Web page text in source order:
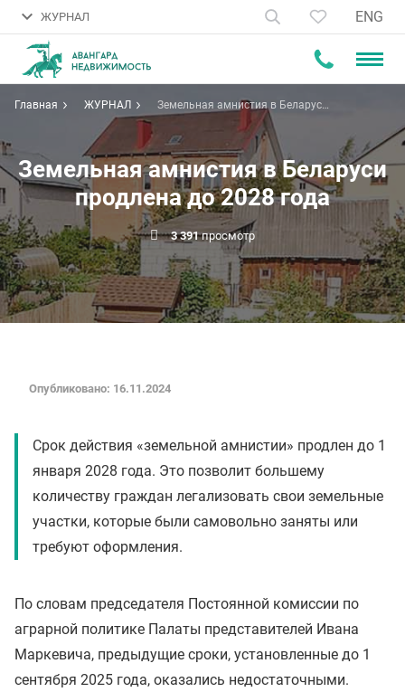
ЖУРНАЛ ENG
Главная ЖУРНАЛ
Земельная амнистия в Беларуси
продлена до 2028 года
Земельная амнистия в Беларуси
продлена до 2028 года
3 391просмотр
Опубликовано: 16.11.2024
Срок действия «земельной амнистии» продлен до 1
января 2028 года. Это позволит большему
количеству граждан легализовать свои земельные
участки, которые были самовольно заняты или
требуют оформления.
По словам председателя Постоянной комиссии по
аграрной политике Палаты представителей Ивана
Маркевича, предыдущие сроки, установленные до 1
сентября 2025 года, оказались недостаточными.